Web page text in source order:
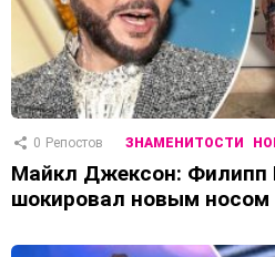
0 Репостов ЗНАМЕНИТОСТИ
Майкл Джексон: Филипп
шокировал новым носом